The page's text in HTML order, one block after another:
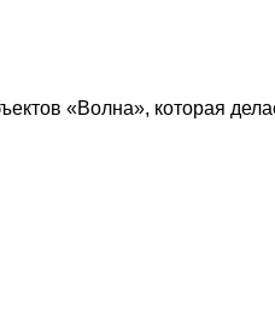
«Волна», которая